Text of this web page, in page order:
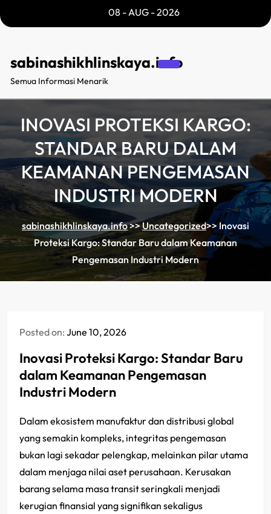
to
08 - AUG - 2026
sabinashikhlinskaya.info
Semua Informasi Menarik
INOVASI PROTEKSI KARGO:
STANDAR BARU DALAM
KEAMANAN PENGEMASAN
INDUSTRI MODERN
sabinashikhlinskaya.info>>Uncategorized>>Inovasi
Proteksi Kargo: Standar Baru dalam Keamanan
Pengemasan Industri Modern
Posted on: June 10, 2026
Inovasi Proteksi Kargo: Standar Baru
dalam Keamanan Pengemasan
Industri Modern
Dalam ekosistem manufaktur dan distribusi global
yang semakin kompleks, integritas pengemasan
bukan lagi sekadar pelengkap, melainkan pilar utama
dalam menjaga nilai aset perusahaan. Kerusakan
barang selama masa transit seringkali menjadi
kerugian finansial yang signifikan sekaligus